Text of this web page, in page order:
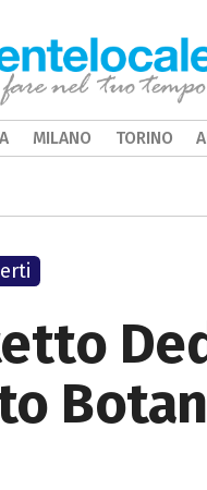
MILANO TORINO